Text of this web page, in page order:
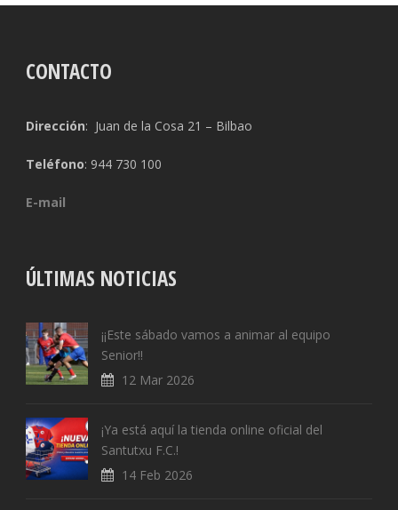
CONTACTO
Dirección: Juan de la Cosa 21 – Bilbao
Teléfono: 944 730 100
E-mail
ÚLTIMAS NOTICIAS
¡¡Este sábado vamos a animar al equipo
Senior!!
12 Mar 2026
¡Ya está aquí la tienda online oficial del
Santutxu F.C.!
14 Feb 2026